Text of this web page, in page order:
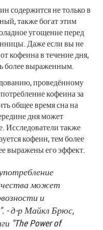
содержится не только в
также богат этим
угощение перед
Даже если вы не
кофеина в течение дня,
более выраженным.
проведённому
кофеина за
общее время сна на
дня может
Исследователи также
кофеин, тем более
выражены его эффект.
может
и
- д-р Майкл Брюс,
"The Power of